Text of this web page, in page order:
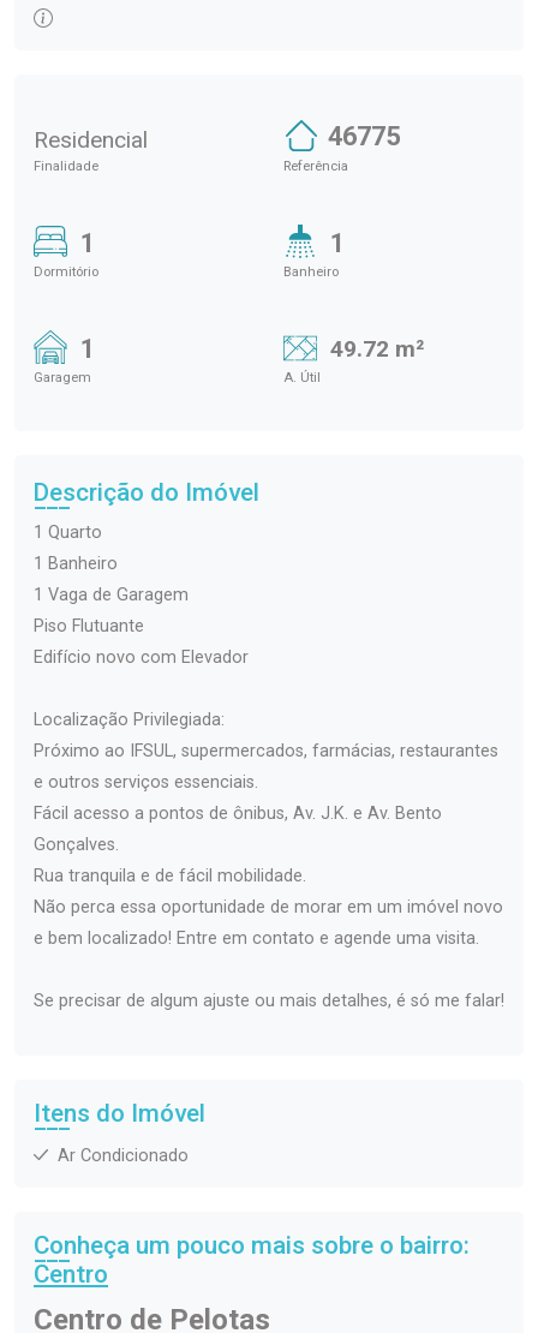
Residencial
Finalidade
46775
Referência
1
Dormitório
1
Banheiro
1
Garagem
49.72 m²
A. Útil
Descrição do Imóvel
1 Quarto
1 Banheiro
1 Vaga de Garagem
Piso Flutuante
Edifício novo com Elevador
Localização Privilegiada:
Próximo ao IFSUL, supermercados, farmácias, restaurantes
e outros serviços essenciais.
Fácil acesso a pontos de ônibus, Av. J.K. e Av. Bento
Gonçalves.
Rua tranquila e de fácil mobilidade.
Não perca essa oportunidade de morar em um imóvel novo
e bem localizado! Entre em contato e agende uma visita.
Se precisar de algum ajuste ou mais detalhes, é só me falar!
Itens do Imóvel
Ar Condicionado
Conheça um pouco mais sobre o bairro:
Centro
Centro de Pelotas